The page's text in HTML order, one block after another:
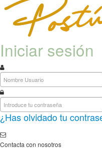
Iniciar sesión
¿Has olvidado tu
Contacta con nosotros